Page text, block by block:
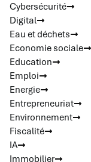
Cybersécurité
Digital
Eau et déchets
Economie sociale
Education
Emploi
Energie
Entrepreneuriat
Environnement
Fiscalité
IA
Immobilier